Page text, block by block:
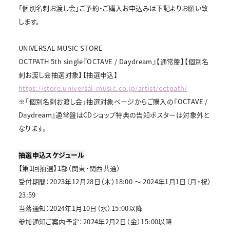
「個別名刺お渡し会」ご予約・ご購入お申込みは下記よりお願い致
します。
UNIVERSAL MUSIC STORE
OCTPATH 5th single『OCTAVE / Daydream』【通常盤】【個別名
刺お渡し会抽選対象】【抽選申込】
https://store.universal-music.co.jp/artist/octpath/
※「個別名刺お渡し会」抽選対象ページからご購入の『OCTAVE /
Daydream』通常盤はCDショップ特典の告知ポスターは対象外と
なります。
抽選申込スケジュール
【第1回抽選】1部（関東・関西共通）
受付期間：2023年12月28日（木）18:00 ～ 2024年1月1日（月・祝）
23:59
当落通知：2024年1月10日（水）15:00以降
参加通知ご案内予定：2024年2月2日（金）15:00以降